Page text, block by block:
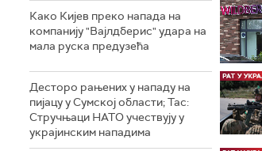
Како Кијев преко напада на
компанију "Вајлдберис" удара на
мала руска предузећа
Десторо рањених у нападу на
пијацу у Сумској области; Тас:
Стручњаци НАТО учествују у
украјинским нападима